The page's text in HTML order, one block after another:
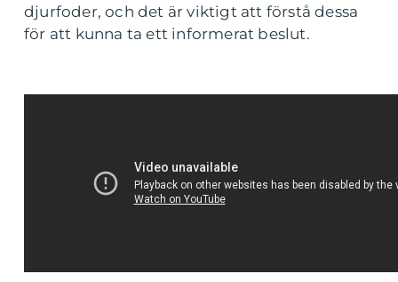
djurfoder, och det är viktigt att förstå dessa
för att kunna ta ett informerat beslut.